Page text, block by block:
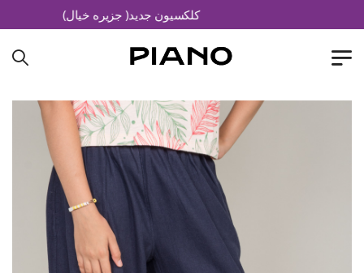
کلکسیون جدید( جزیره خیال)